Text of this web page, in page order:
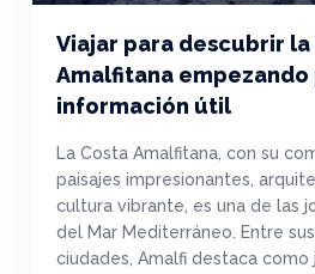
Viajar para descubrir la
Amalfitana empezando
información útil
La Costa Amalfitana, con su
paisajes impresionantes,
cultura vibrante, es una de las
del Mar Mediterráneo. Entre
ciudades, Amalfi destaca como